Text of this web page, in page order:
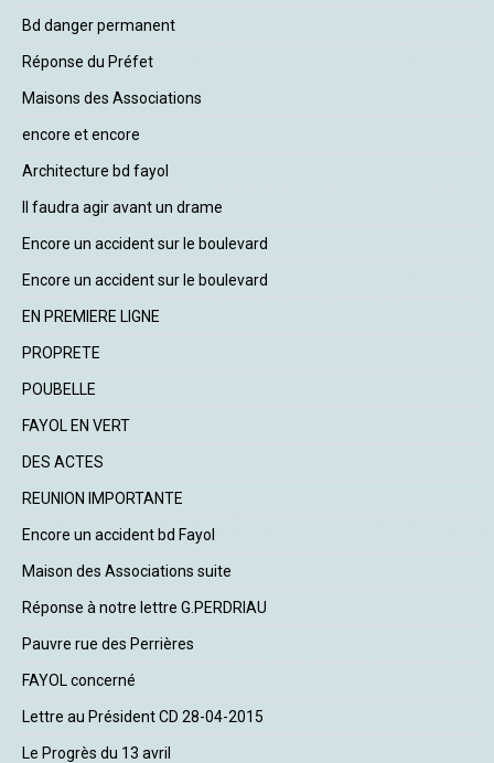
Bd danger permanent
Réponse du Préfet
Maisons des Associations
encore et encore
Architecture bd fayol
Il faudra agir avant un drame
Encore un accident sur le boulevard
Encore un accident sur le boulevard
EN PREMIERE LIGNE
PROPRETE
POUBELLE
FAYOL EN VERT
DES ACTES
REUNION IMPORTANTE
Encore un accident bd Fayol
Maison des Associations suite
Réponse à notre lettre G.PERDRIAU
Pauvre rue des Perrières
FAYOL concerné
Lettre au Président CD 28-04-2015
Le Progrès du 13 avril